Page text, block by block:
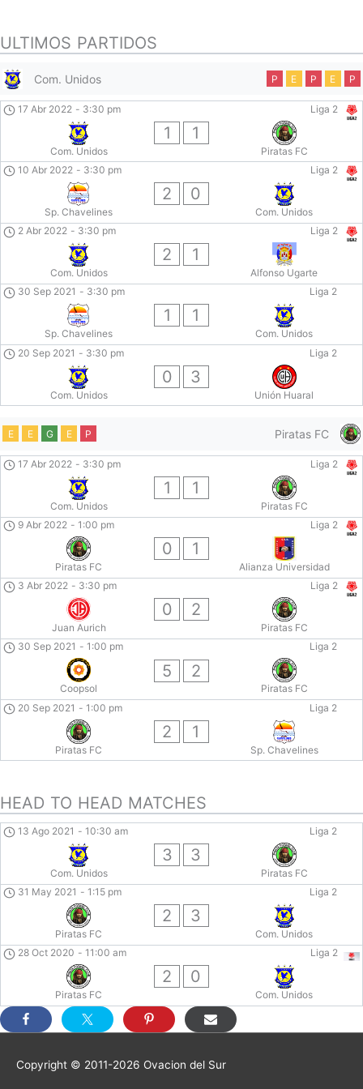
ULTIMOS PARTIDOS
Com. Unidos P E P E P
Liga 2
17 Abr 2022 - 3:30 pm
Com. Unidos
1 1
Piratas FC
Liga 2
10 Abr 2022 - 3:30 pm
Sp. Chavelines
2 0
Com. Unidos
Liga 2
2 Abr 2022 - 3:30 pm
Com. Unidos
2 1
Alfonso Ugarte
Liga 2
30 Sep 2021 - 3:30 pm
Sp. Chavelines
1 1
Com. Unidos
Liga 2
20 Sep 2021 - 3:30 pm
Com. Unidos
0 3
Unión Huaral
Piratas FC
E E G E P
Liga 2
17 Abr 2022 - 3:30 pm
Com. Unidos
1 1
Piratas FC
Liga 2
9 Abr 2022 - 1:00 pm
Piratas FC
0 1
Alianza Universidad
Liga 2
3 Abr 2022 - 3:30 pm
Juan Aurich
0 2
Piratas FC
Liga 2
30 Sep 2021 - 1:00 pm
Coopsol
5 2
Piratas FC
Liga 2
20 Sep 2021 - 1:00 pm
Piratas FC
2 1
Sp. Chavelines
HEAD TO HEAD MATCHES
Liga 2
13 Ago 2021 - 10:30 am
Com. Unidos
3 3
Piratas FC
Liga 2
31 May 2021 - 1:15 pm
Piratas FC
2 3
Com. Unidos
Liga 2
28 Oct 2020 - 11:00 am
Piratas FC
2 0
Com. Unidos
Copyright © 2011-2026 Ovacion del Sur